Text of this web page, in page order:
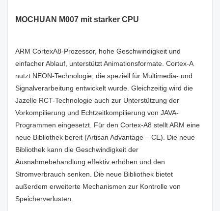
MOCHUAN M007 mit starker CPU
ARM CortexA8-Prozessor, hohe Geschwindigkeit und
einfacher Ablauf, unterstützt Animationsformate. Cortex-A
nutzt NEON-Technologie, die speziell für Multimedia- und
Signalverarbeitung entwickelt wurde. Gleichzeitig wird die
Jazelle RCT-Technologie auch zur Unterstützung der
Vorkompilierung und Echtzeitkompilierung von JAVA-
Programmen eingesetzt. Für den Cortex-A8 stellt ARM eine
neue Bibliothek bereit (Artisan Advantage – CE). Die neue
Bibliothek kann die Geschwindigkeit der
Ausnahmebehandlung effektiv erhöhen und den
Stromverbrauch senken. Die neue Bibliothek bietet
außerdem erweiterte Mechanismen zur Kontrolle von
Speicherverlusten.